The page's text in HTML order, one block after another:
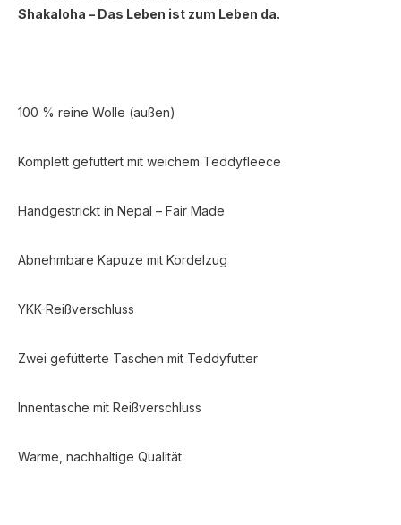
Shakaloha – Das Leben ist zum Leben da.
100 % reine Wolle (außen)
Komplett gefüttert mit weichem Teddyfleece
Handgestrickt in Nepal – Fair Made
Abnehmbare Kapuze mit Kordelzug
YKK-Reißverschluss
Zwei gefütterte Taschen mit Teddyfutter
Innentasche mit Reißverschluss
Warme, nachhaltige Qualität